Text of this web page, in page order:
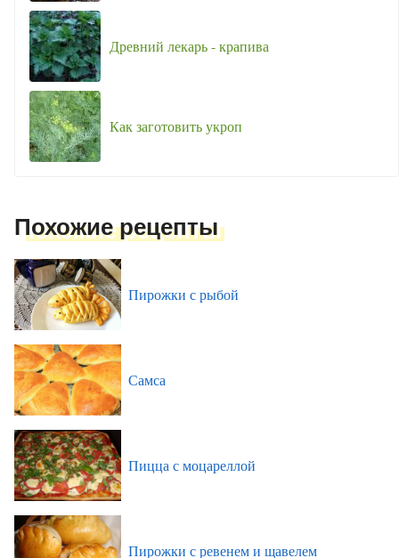
Древний лекарь - крапива
Как заготовить укроп
Похожие рецепты
Пирожки с рыбой
Самса
Пицца с моцареллой
Пирожки с ревенем и щавелем